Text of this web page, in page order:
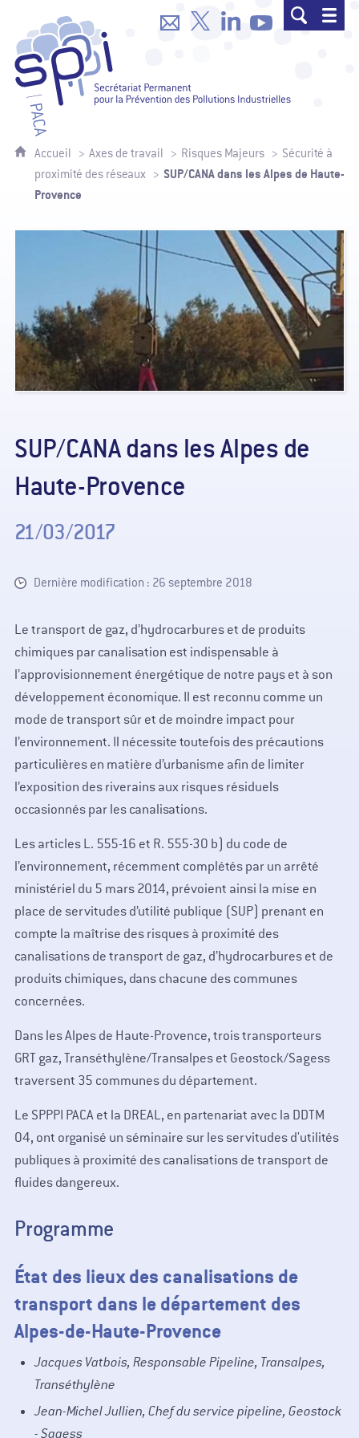
SPPPI Paca - Secrétariat
Accueil Axes de travail Risques Majeurs
Sécurité à
proximité des réseaux
SUP/CANA dans les Alpes de Haute-
Provence
SUP/CANA dans les Alpes de
Haute-Provence
21/03/2017
Dernière modification : 26 septembre 2018
Le transport de gaz, d’hydrocarbures et de produits
chimiques par canalisation est indispensable à
l’approvisionnement énergétique de notre pays et à son
développement économique. Il est reconnu comme un
mode de transport sûr et de moindre impact pour
l’environnement. Il nécessite toutefois des précautions
particulières en matière d’urbanisme afin de limiter
l’exposition des riverains aux risques résiduels
occasionnés par les canalisations.
Les articles L. 555-16 et R. 555-30 b) du code de
l’environnement, récemment complétés par un arrêté
ministériel du 5 mars 2014, prévoient ainsi la mise en
place de servitudes d’utilité publique (SUP) prenant en
compte la maîtrise des risques à proximité des
canalisations de transport de gaz, d’hydrocarbures et de
produits chimiques, dans chacune des communes
concernées.
Dans les Alpes de Haute-Provence, trois transporteurs
GRT gaz, Transéthylène/Transalpes et Geostock/Sagess
traversent 35 communes du département.
Le SPPPI PACA et la DREAL, en partenariat avec la DDTM
04, ont organisé un séminaire sur les servitudes d'utilités
publiques à proximité des canalisations de transport de
fluides dangereux.
Programme
État des lieux des canalisations de
transport dans le département des
Alpes-de-Haute-Provence
Jacques Vatbois, Responsable Pipeline, Transalpes,
Transéthylène
Jean-Michel Jullien, Chef du service pipeline, Geostock
- Sagess